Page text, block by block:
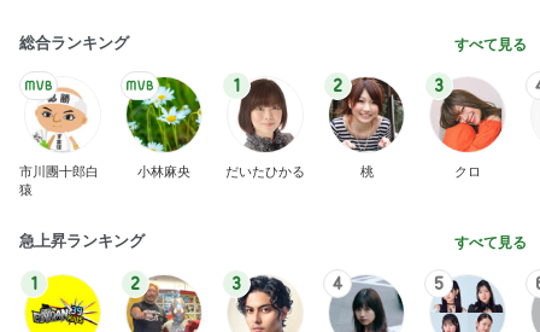
総合ランキング すべて見る
市川團十郎白
猿
小林麻央
1
だいたひかる
2
桃
3
クロ
急上昇ランキング すべて見る
1 2 3 4 5